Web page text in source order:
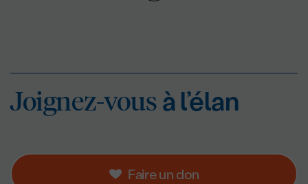
Faire un don
Joignez-vousà
Joignez-vousà l’élan